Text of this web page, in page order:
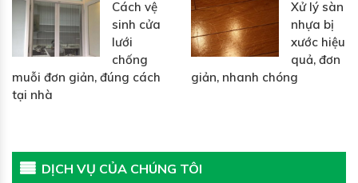
Cách vệ
sinh cửa
lưới
chống
muỗi đơn giản, đúng cách
tại nhà
Xử lý sàn
nhựa bị
xước hiệu
quả, đơn
giản, nhanh chóng
DỊCH VỤ CỦA CHÚNG TÔI